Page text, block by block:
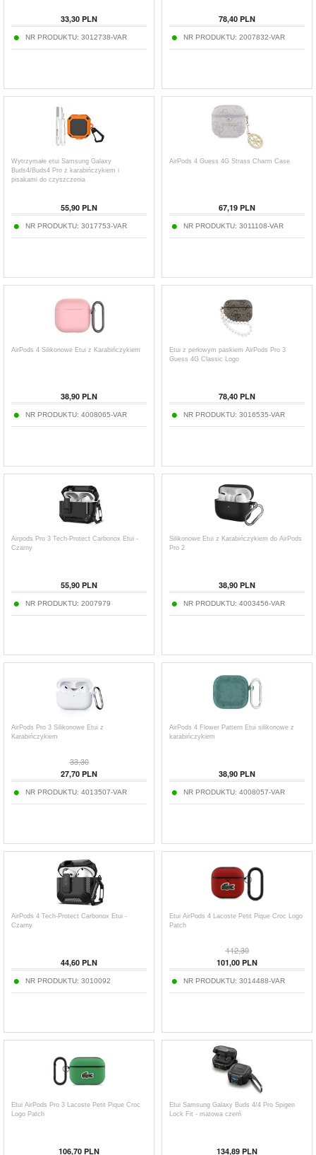
33,30 PLN
NR PRODUKTU: 3012738-VAR
78,40 PLN
NR PRODUKTU: 2007832-VAR
Wytrzymałe etui Samsung Galaxy
Buds4/Buds4 Pro z karabińczykiem i
pisakami do czyszczenia
55,90 PLN
NR PRODUKTU: 3017753-VAR
AirPods 4 Guess 4G Strass Charm Case
67,19 PLN
NR PRODUKTU: 3011108-VAR
AirPods 4 Silikonowe Etui z Karabińczykiem
38,90 PLN
NR PRODUKTU: 4008065-VAR
Etui z perłowym paskiem AirPods Pro 3
Guess 4G Classic Logo
78,40 PLN
NR PRODUKTU: 3016535-VAR
Airpods Pro 3 Tech-Protect Carbonox Etui -
Czarny
55,90 PLN
NR PRODUKTU: 2007979
Silikonowe Etui z Karabińczykiem do AirPods
Pro 2
38,90 PLN
NR PRODUKTU: 4003456-VAR
AirPods Pro 3 Silikonowe Etui z
Karabińczykiem
33,30
27,70 PLN
NR PRODUKTU: 4013507-VAR
AirPods 4 Flower Pattern Etui silikonowe z
karabińczykiem
38,90 PLN
NR PRODUKTU: 4008057-VAR
AirPods 4 Tech-Protect Carbonox Etui -
Czarny
44,60 PLN
NR PRODUKTU: 3010092
Etui AirPods 4 Lacoste Petit Pique Croc Logo
Patch
112,30
101,00 PLN
NR PRODUKTU: 3014488-VAR
Etui AirPods Pro 3 Lacoste Petit Pique Croc
Logo Patch
106,70 PLN
Etui Samsung Galaxy Buds 4/4 Pro Spigen
Lock Fit - matowa czerń
134,89 PLN